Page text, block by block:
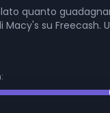
quanto
su Freecash.